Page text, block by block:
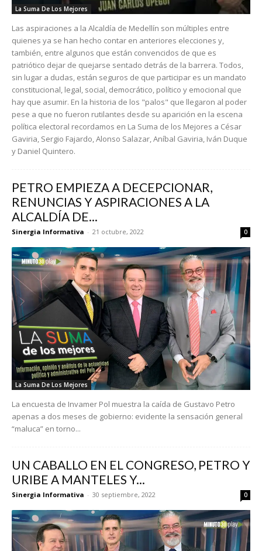
La Suma De Los Mejores
Las aspiraciones a la Alcaldía de Medellín son múltiples entre
quienes ya se han hecho contar en anteriores elecciones y,
también, entre algunos que están convencidos de que es
patriótico dejar de quejarse sentado detrás de la barrera. Todos,
sin lugar a dudas, están seguros de que participar es un mandato
constitucional, legal, social, democrático, político y emocional que
hay que asumir. En la historia de los "palos" que llegaron al poder
pese a que no fueron rutilantes desde su aparición en la escena
política electoral recordamos en La Suma de los Mejores a César
Gaviria, Sergio Fajardo, Alonso Salazar, Aníbal Gaviria, Iván Duque
y Daniel Quintero.
PETRO EMPIEZA A DECEPCIONAR,
RENUNCIAS Y ASPIRACIONES A LA
ALCALDÍA DE...
Sinergia Informativa - 21 octubre, 2022 0
La Suma De Los Mejores
La encuesta de Invamer Pol muestra la caída de Gustavo Petro
apenas a dos meses de gobierno: evidente la sensación general
“maluca” en torno...
UN CABALLO EN EL CONGRESO, PETRO Y
URIBE A MANTELES Y...
Sinergia Informativa - 30 septiembre, 2022 0